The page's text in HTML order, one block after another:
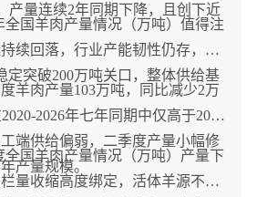
产量连续2年同期下降，且创下近
全国羊肉产量情况（万吨）值得注
续回落，行业产能韧性仍存，上
定突破200万吨关口，整体供给基
羊肉产量103万吨，同比减少2万
2026年七年同期中仅高于2020
端供给偏弱，二季度产量小幅修
产量规模。
全国羊肉产量情况（万吨）产量下
量收缩高度绑定，活体羊源不足